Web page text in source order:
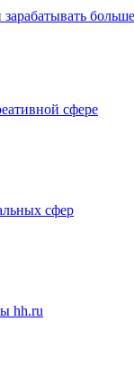
больше
сфере
сфер
hh.ru